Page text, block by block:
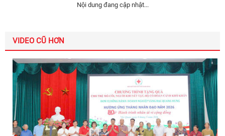
Nội dung đang cập nhật...
VIDEO CŨ HƠN